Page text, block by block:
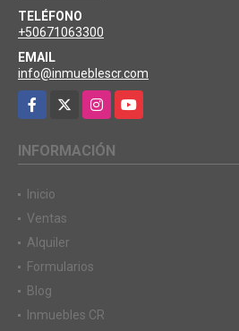
TELÉFONO
+50671063300
EMAIL
info@inmueblescr.com
Facebook
InstagramYouTube
INFORMACIÓN
Inicio
Ventas
Alquiler
Formularios
Blog
Inmuebles CR